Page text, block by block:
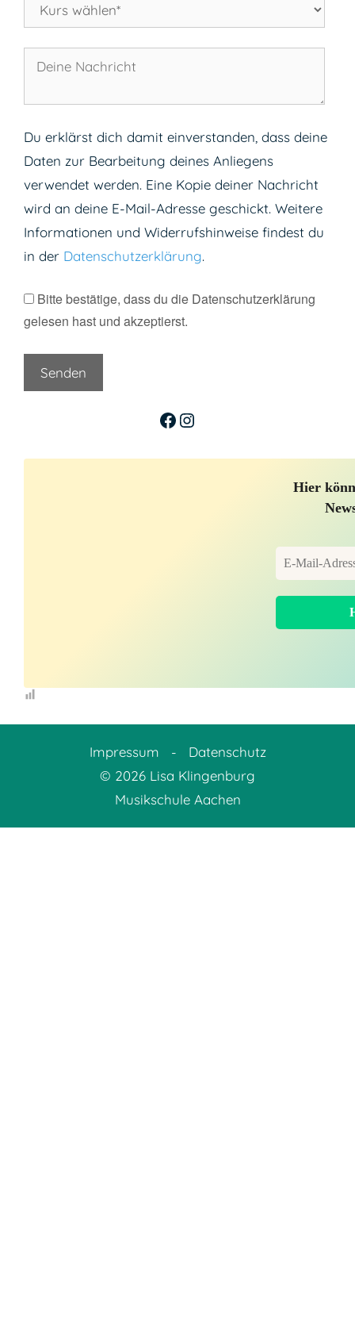
Du erklärst dich damit einverstanden, dass deine
Daten zur Bearbeitung deines Anliegens
verwendet werden. Eine Kopie deiner Nachricht
wird an deine E-Mail-Adresse geschickt. Weitere
Informationen und Widerrufshinweise findest du
in der Datenschutzerklärung.
Bitte bestätige, dass du die Datenschutzerklärung
gelesen hast und akzeptierst.
Facebook
Instagram
Hier
Impressum - Datenschutz
© 2026 Lisa Klingenburg
Musikschule Aachen